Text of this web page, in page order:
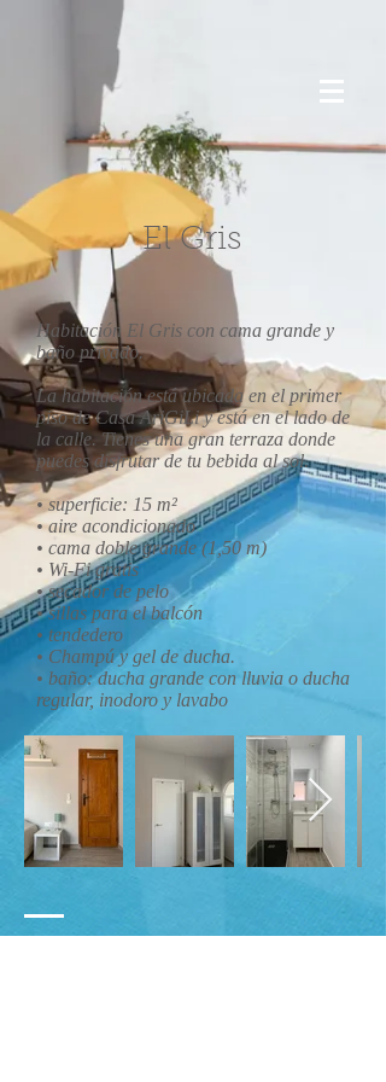
El Gris
Habitación El Gris con cama grande y
baño privado.
La habitación está ubicada en el primer
piso de Casa AriGiLi y está en el lado de
la calle. Tienes una gran terraza donde
puedes disfrutar de tu bebida al sol.
• superficie: 15 m²
• aire acondicionado
• cama doble grande (1,50 m)
• Wi-Fi gratis
• secador de pelo
• sillas para el balcón
• tendedero
• Champú y gel de ducha.
• baño: ducha grande con lluvia o ducha
regular, inodoro y lavabo